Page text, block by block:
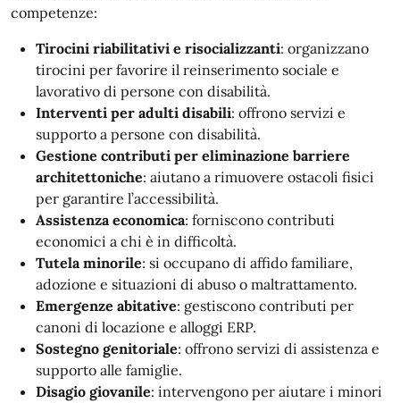
competenze:
Tirocini riabilitativi e risocializzanti: organizzano
tirocini per favorire il reinserimento sociale e
lavorativo di persone con disabilità.
Interventi per adulti disabili: offrono servizi e
supporto a persone con disabilità.
Gestione contributi per eliminazione barriere
architettoniche: aiutano a rimuovere ostacoli fisici
per garantire l’accessibilità.
Assistenza economica: forniscono contributi
economici a chi è in difficoltà.
Tutela minorile: si occupano di affido familiare,
adozione e situazioni di abuso o maltrattamento.
Emergenze abitative: gestiscono contributi per
canoni di locazione e alloggi ERP.
Sostegno genitoriale: offrono servizi di assistenza e
supporto alle famiglie.
Disagio giovanile: intervengono per aiutare i minori